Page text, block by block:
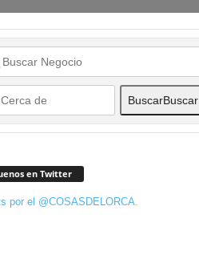
BuscarBuscar
en Twitter
por el @COSASDELORCA.